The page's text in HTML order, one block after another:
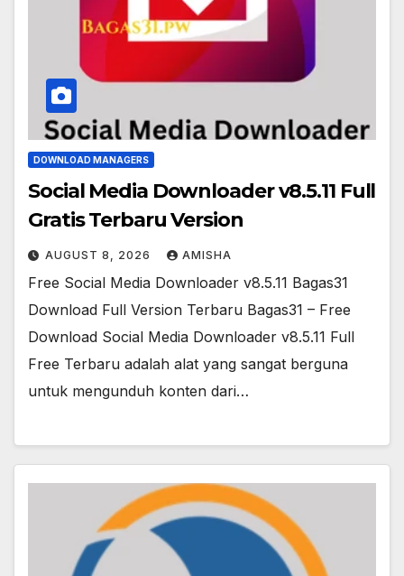
DOWNLOAD MANAGERS
Social Media Downloader v8.5.11 Full
Gratis Terbaru Version
AUGUST 8, 2026 AMISHA
Free Social Media Downloader v8.5.11 Bagas31
Download Full Version Terbaru Bagas31 – Free
Download Social Media Downloader v8.5.11 Full
Free Terbaru adalah alat yang sangat berguna
untuk mengunduh konten dari…